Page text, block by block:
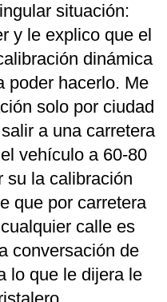
situación:
y le explico que el
dinámica
poder hacerlo. Me
solo por ciudad
a una carretera
vehículo a 60-80
su la calibración
que por carretera
calle es
conversación de
lo que le dijera le